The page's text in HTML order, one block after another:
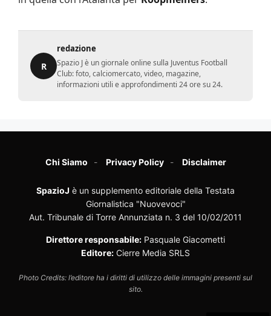
R
redazione
Spazio J è un giornale online sulla Juventus Football
Club: foto, calciomercato, video, magazine,
informazioni utili e approfondimenti 24 ore su 24.
Chi Siamo Privacy Policy Disclaimer
SpazioJ è un supplemento editoriale della Testata
Giornalistica "Nuovevoci"
Aut. Tribunale di Torre Annunziata n. 3 del 10/02/2011
Direttore responsabile: Pasquale Giacometti
Editore: Cierre Media SRLS
Photo Credits: l’editore ha i diritti di utilizzo delle immagini presenti sul
sito.